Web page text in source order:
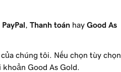
PayPal Thanh toán hay Good As
chúng tôi. Nếu chọn tùy chọn
Good As Gold.